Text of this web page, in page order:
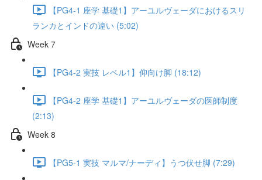
【PG4-1 座学 基礎1】アーユルヴェーダにおけるスリ
ランカとインドの違い (5:02)
Week 7
【PG4-2 実技 レベル1】仰向け脚 (18:12)
【PG4-2 座学 基礎1】アーユルヴェーダの医師制度
(2:13)
Week 8
【PG5-1 実技 マルマ/ナーディ】うつ伏せ脚 (7:29)